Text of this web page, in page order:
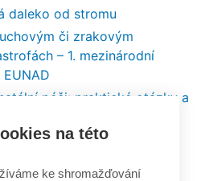
daleko od stromu
či zrakovým
– 1. mezinárodní
péči: praktické otázky a
ji chrání a ohrožuje:
výzkumu
na této
ke shromažďování